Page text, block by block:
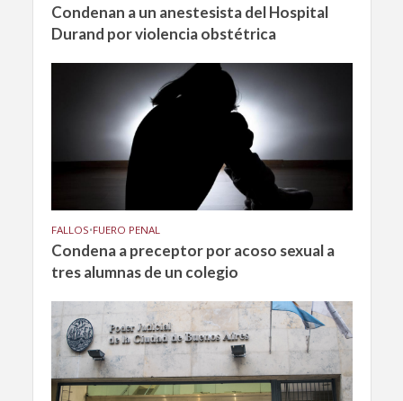
Condenan a un anestesista del Hospital
Durand por violencia obstétrica
FALLOS•FUERO PENAL
Condena a preceptor por acoso sexual a
tres alumnas de un colegio